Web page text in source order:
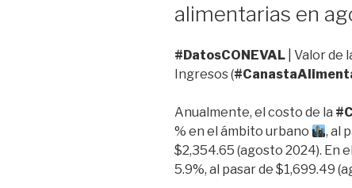
alimentarias en
#DatosCONEVAL | Valor de
Ingresos (
Anualmente, el costo de la
% en el ámbito urbano
, al
$2,354.65 (agosto 2024). En
5.9%, al pasar de $1,699.49